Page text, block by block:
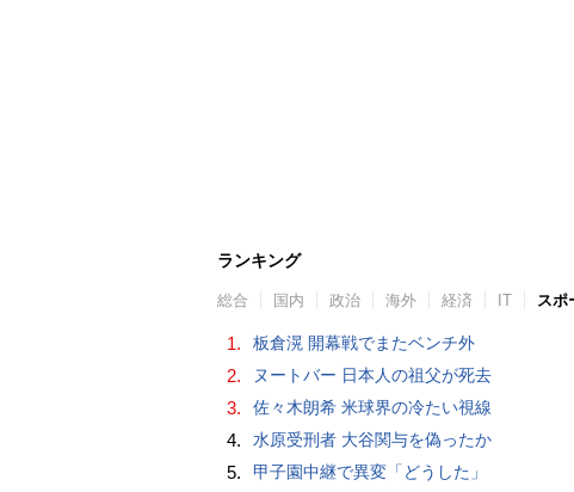
ランキング
総合 国内 政治 海外 経済 IT スポ
1. 板倉滉 開幕戦でまたベンチ外
2. ヌートバー 日本人の祖父が死去
3. 佐々木朗希 米球界の冷たい視線
4. 水原受刑者 大谷関与を偽ったか
5. 甲子園中継で異変「どうした」